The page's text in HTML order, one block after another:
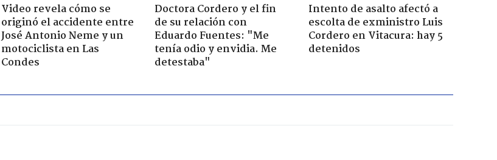
Video revela cómo se
originó el accidente entre
José Antonio Neme y un
motociclista en Las
Condes
Doctora Cordero y el fin
de su relación con
Eduardo Fuentes: "Me
tenía odio y envidia. Me
detestaba"
Intento de asalto afectó a
escolta de exministro Luis
Cordero en Vitacura: hay 5
detenidos